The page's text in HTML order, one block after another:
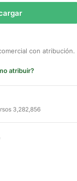
con atribución.
atribuir?
3,282,856